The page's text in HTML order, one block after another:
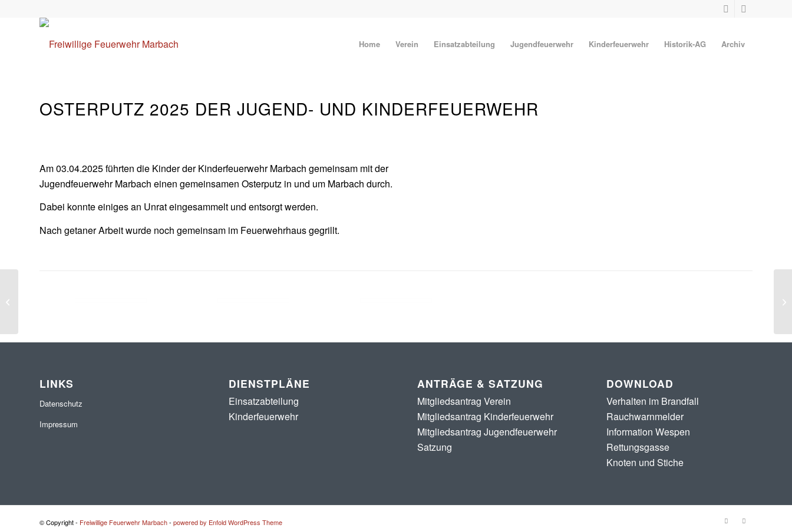
Home Verein Einsatzabteilung Jugendfeuerwehr Kinderfeuerwehr Historik-AG Archiv
OSTERPUTZ 2025 DER JUGEND- UND KINDERFEUERWEHR
Am 03.04.2025 führten die Kinder der Kinderfeuerwehr Marbach gemeinsam mit der
Jugendfeuerwehr Marbach einen gemeinsamen Osterputz in und um Marbach durch.
Dabei konnte einiges an Unrat eingesammelt und entsorgt werden.
Nach getaner Arbeit wurde noch gemeinsam im Feuerwehrhaus gegrillt.
LINKS
Datenschutz
Impressum
DIENSTPLÄNE
Einsatzabteilung
Kinderfeuerwehr
ANTRÄGE & SATZUNG
Mitgliedsantrag Verein
Mitgliedsantrag Kinderfeuerwehr
Mitgliedsantrag Jugendfeuerwehr
Satzung
DOWNLOAD
Verhalten im Brandfall
Rauchwarnmelder
Information Wespen
Rettungsgasse
Knoten und Stiche
© Copyright - Freiwillige Feuerwehr Marbach- powered by Enfold WordPress Theme